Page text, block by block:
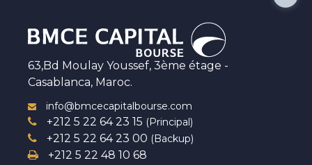
63,Bd Moulay Youssef, 3ème étage -
Casablanca, Maroc.
info@bmcecapitalbourse.com
+212 5 22 64 23 15 (Principal)
+212 5 22 64 23 00 (Backup)
+212 5 22 48 10 68